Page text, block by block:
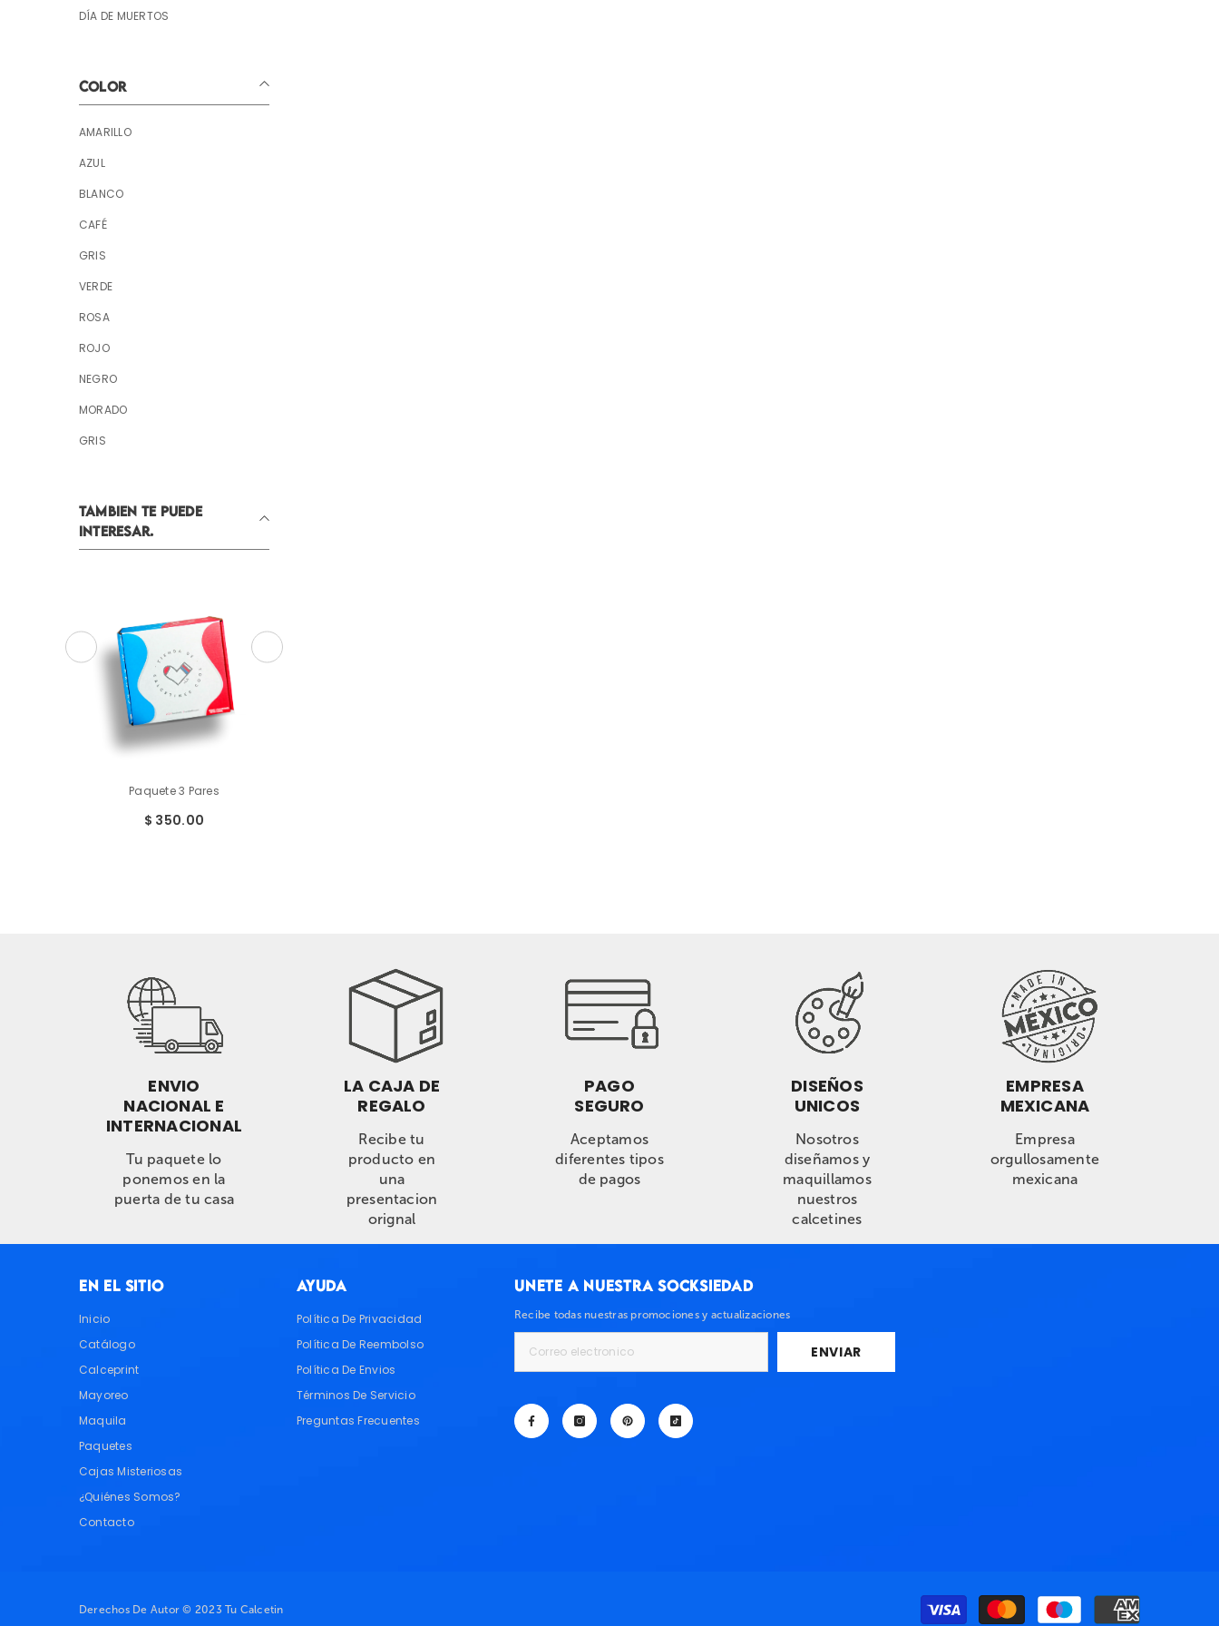
DÍA DE MUERTOS
COLOR
AMARILLO
AZUL
BLANCO
CAFÉ
GRIS
VERDE
ROSA
ROJO
NEGRO
MORADO
GRIS
TAMBIEN TE PUEDE
INTERESAR.
Paquete 5 Pares
$ 550.00
ENVIO
NACIONAL E
INTERNACIONAL
Tu paquete lo
ponemos en la
puerta de tu casa
LA CAJA DE
REGALO
Recibe tu
producto en
una
presentacion
orignal
PAGO
SEGURO
Aceptamos
diferentes tipos
de pagos
DISEÑOS
UNICOS
Nosotros
diseñamos y
maquillamos
nuestros
calcetines
EMPRESA
MEXICANA
Empresa
orgullosamente
mexicana
EN EL SITIO
Inicio
Catálogo
Calceprint
Mayoreo
Maquila
Paquetes
Cajas Misteriosas
¿Quiénes Somos?
Contacto
AYUDA
Política De Privacidad
Política De Reembolso
Política De Envios
Términos De Servicio
Preguntas Frecuentes
UNETE A NUESTRA SOCKSIEDAD
Recibe todas nuestras promociones y actualizaciones
ENVIAR
Derechos De Autor © 2023 Tu Calcetin
Métodos
de